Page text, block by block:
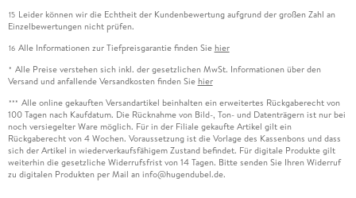
15 Leider können wir die Echtheit der Kundenbewertung aufgrund der großen Zahl an
Einzelbewertungen nicht prüfen.
16 Alle Informationen zur Tiefpreisgarantie finden Sie hier
* Alle Preise verstehen sich inkl. der gesetzlichen MwSt. Informationen über den
Versand und anfallende Versandkosten finden Sie hier
*** Alle online gekauften Versandartikel beinhalten ein erweitertes Rückgaberecht von
100 Tagen nach Kaufdatum. Die Rücknahme von Bild-, Ton- und Datenträgern ist nur bei
noch versiegelter Ware möglich. Für in der Filiale gekaufte Artikel gilt ein
Rückgaberecht von 4 Wochen. Voraussetzung ist die Vorlage des Kassenbons und dass
sich der Artikel in wiederverkaufsfähigem Zustand befindet. Für digitale Produkte gilt
weiterhin die gesetzliche Widerrufsfrist von 14 Tagen. Bitte senden Sie Ihren Widerruf
zu digitalen Produkten per Mail an info@hugendubel.de.